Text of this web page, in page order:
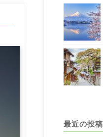
最近の投稿